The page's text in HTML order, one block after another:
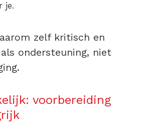
je.
zelf kritisch en
ondersteuning, niet
voorbereiding